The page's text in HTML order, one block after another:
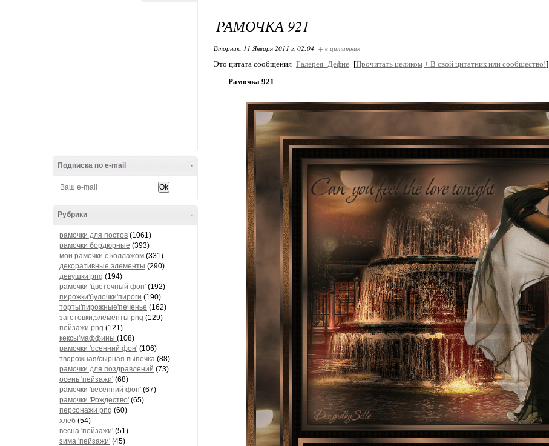
-
Подписка по e-mail
-
Рубрики
рамочки для постов (1061)
рамочки бордюрные (393)
мои рамочки с коллажом (331)
декоративные элементы (290)
девушки png (194)
рамочки 'цветочный фон' (192)
пирожки'булочки'пироги (190)
торты'пирожные'печенье (162)
заготовки,элементы png (129)
пейзажи png (121)
кексы'маффины (108)
рамочки 'осенний фон' (106)
творожная/сырная выпечка (88)
рамочки для поздравлений (73)
осень 'пейзажи' (68)
рамочки 'весенний фон' (67)
рамочки 'Рождество' (65)
персонажи png (60)
хлеб (54)
весна 'пейзажи' (51)
зима 'пейзажи' (45)
РАМОЧКА 921
Вторник, 11 Января 2011 г. 02:04 + в цитатник
Это цитата сообщения Галерея_Дефне [Прочитать целиком + В свой цитатник или сообщество!]
Рамочка 921